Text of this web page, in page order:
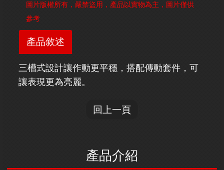
產品介紹
圖片版權所有，嚴禁盜用，產品以實物為主，圖片僅供
參考
產品敘述
三槽式設計讓作動更平穩，搭配傳動套件，可
讓表現更為亮麗。
回上一頁